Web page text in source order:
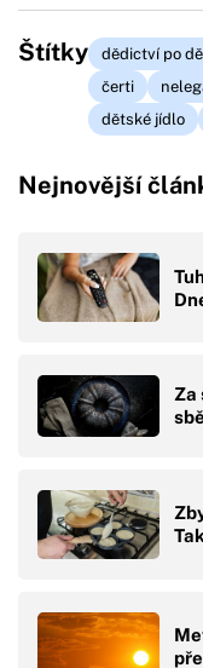
Štítky dědictví po
čerti
dětské jídlo
Nejnovější
Za